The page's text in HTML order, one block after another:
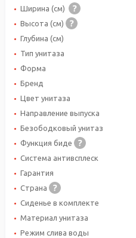
Ширина (см)
Высота (см)
Глубина (см)
Тип унитаза
Форма
Бренд
Цвет унитаза
Направление выпуска
Безободковый унитаз
Функция биде
Система антивсплеск
Гарантия
Страна
Сиденье в комплекте
Материал унитаза
Режим слива воды